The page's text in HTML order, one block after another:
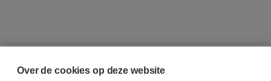
Over de cookies op deze website